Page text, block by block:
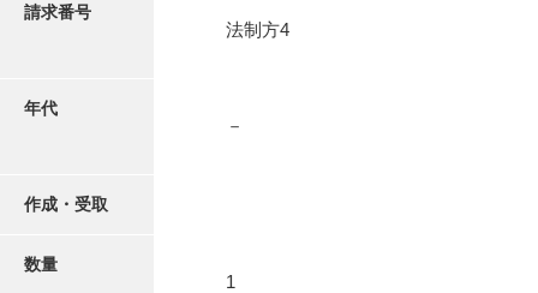
請求番号
法制方4
年代
－
作成・受取
数量
1